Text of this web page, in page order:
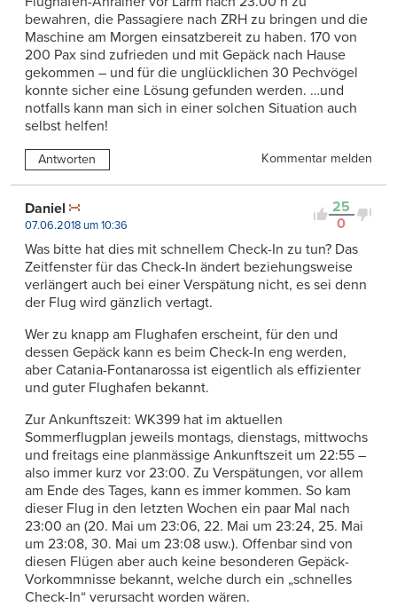
bewahren, die Passagiere nach ZRH zu bringen und die
Maschine am Morgen einsatzbereit zu haben. 170 von
200 Pax sind zufrieden und mit Gepäck nach Hause
gekommen – und für die unglücklichen 30 Pechvögel
konnte sicher eine Lösung gefunden werden. …und
notfalls kann man sich in einer solchen Situation auch
selbst helfen!
Antworten Kommentar melden
25
0
Daniel
07.06.2018 um 10:36
Was bitte hat dies mit schnellem Check-In zu tun? Das
Zeitfenster für das Check-In ändert beziehungsweise
verlängert auch bei einer Verspätung nicht, es sei denn
der Flug wird gänzlich vertagt.
Wer zu knapp am Flughafen erscheint, für den und
dessen Gepäck kann es beim Check-In eng werden,
aber Catania-Fontanarossa ist eigentlich als effizienter
und guter Flughafen bekannt.
Zur Ankunftszeit: WK399 hat im aktuellen
Sommerflugplan jeweils montags, dienstags, mittwochs
und freitags eine planmässige Ankunftszeit um 22:55 –
also immer kurz vor 23:00. Zu Verspätungen, vor allem
am Ende des Tages, kann es immer kommen. So kam
dieser Flug in den letzten Wochen ein paar Mal nach
23:00 an (20. Mai um 23:06, 22. Mai um 23:24, 25. Mai
um 23:08, 30. Mai um 23:08 usw.). Offenbar sind von
diesen Flügen aber auch keine besonderen Gepäck-
Vorkommnisse bekannt, welche durch ein „schnelles
Check-In“ verursacht worden wären.